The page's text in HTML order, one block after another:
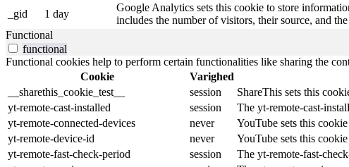
_gid
1 day
Google Analytics sets this cookie to store
includes the number of visitors, their source, and
Functional
functional
Functional cookies help to perform certain functionalities like sharing the
Cookie
Varighed
__sharethis_cookie_test__
session
ShareThis sets this
yt-remote-cast-installed
session
The yt-remote-cast-
yt-remote-connected-devices
never
YouTube sets this
yt-remote-device-id
never
YouTube sets this
yt-remote-fast-check-period
session
The yt-remote-fast-